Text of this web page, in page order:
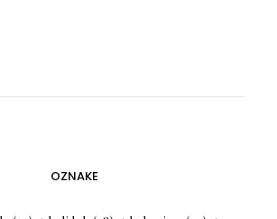
OZNAKE